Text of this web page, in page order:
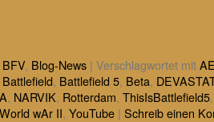
BFV, Blog-News | Verschlagwortet mit
Battlefield, Battlefield 5, Beta,
, NARVIK, Rotterdam, ThisIsBattlefield5
World wAr II, YouTube | Schreib einen